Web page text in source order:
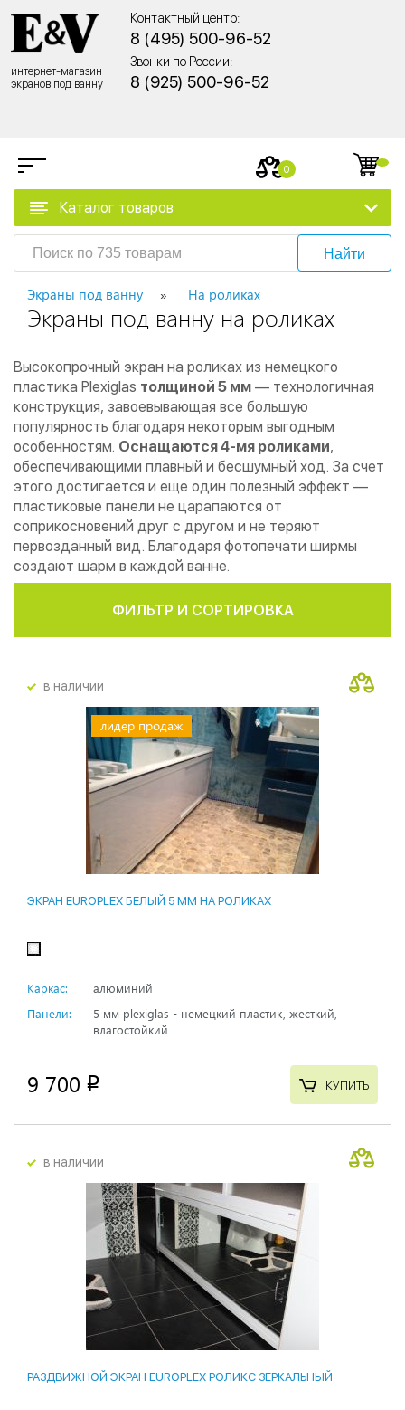
интернет-магазин
экранов под ванну
Контактный центр:
8 (495) 500-96-52
Звонки по России:
8 (925) 500-96-52
0
Каталог товаров
Найти
Экраны под ванну На роликах
Экраны под ванну на роликах
Высокопрочный экран на роликах из немецкого
пластика Plexiglas толщиной 5 мм — технологичная
конструкция, завоевывающая все большую
популярность благодаря некоторым выгодным
особенностям. Оснащаются 4-мя роликами,
обеспечивающими плавный и бесшумный ход. За счет
этого достигается и еще один полезный эффект —
пластиковые панели не царапаются от
соприкосновений друг с другом и не теряют
первозданный вид. Благодаря фотопечати ширмы
создают шарм в каждой ванне.
ФИЛЬТР И СОРТИРОВКА
в наличии
лидер продаж
ЭКРАН EUROPLEX БЕЛЫЙ 5 ММ НА РОЛИКАХ
Каркас:
алюминий
Панели:
5 мм plexiglas - немецкий пластик, жесткий,
влагостойкий
9 700 p КУПИТЬ
в наличии
РАЗДВИЖНОЙ ЭКРАН EUROPLEX РОЛИКС ЗЕРКАЛЬНЫЙ